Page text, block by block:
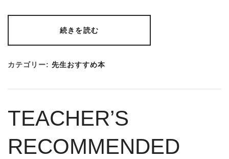
続きを読む
カテゴリー: 先生おすすめ本
TEACHER’S
RECOMMENDED